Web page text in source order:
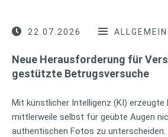
22.07.2026 ALLGEMEIN
Neue Herausforderung für
gestützte Betrugsversuche
Mit künstlicher Intelligenz (KI) erzeugte
mittlerweile selbst für geübte Augen
authentischen Fotos zu unterscheiden.